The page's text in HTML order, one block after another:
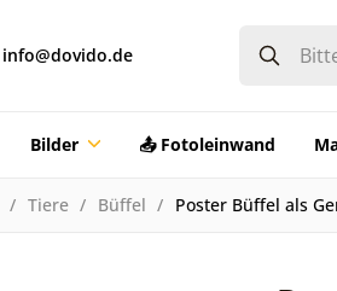
info@dovido.de
Bilder 📤 Fotoleinwand
Tiere Büffel Poster Büffel als